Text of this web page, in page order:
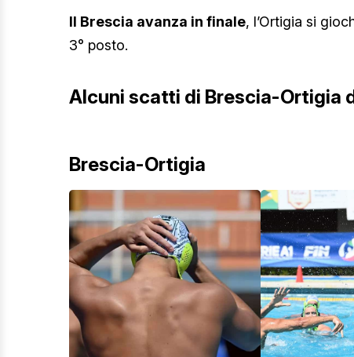
Il Brescia avanza in finale, l’Ortigia si
3° posto.
Alcuni scatti di Brescia-Ortigia
Brescia-Ortigia